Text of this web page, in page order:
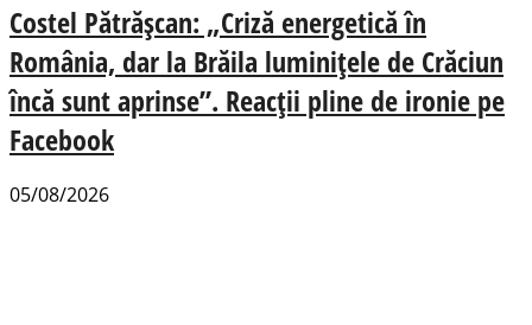
Costel Pătrășcan: „Criză energetică în
România, dar la Brăila luminițele de Crăciun
încă sunt aprinse”. Reacții pline de ironie pe
Facebook
05/08/2026